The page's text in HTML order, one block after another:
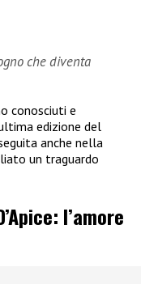
che diventa
conosciuti e
edizione del
anche nella
un traguardo
l’amore